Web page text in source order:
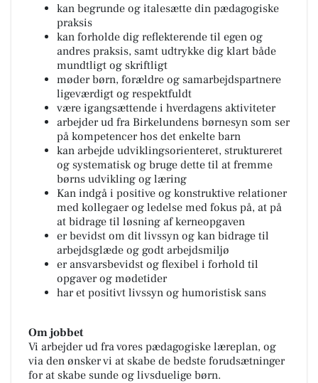
kan begrunde og italesætte din pædagogiske
praksis
kan forholde dig reflekterende til egen og
andres praksis, samt udtrykke dig klart både
mundtligt og skriftligt
møder børn, forældre og samarbejdspartnere
ligeværdigt og respektfuldt
være igangsættende i hverdagens aktiviteter
arbejder ud fra Birkelundens børnesyn som ser
på kompetencer hos det enkelte barn
kan arbejde udviklingsorienteret, struktureret
og systematisk og bruge dette til at fremme
børns udvikling og læring
Kan indgå i positive og konstruktive relationer
med kollegaer og ledelse med fokus på, at på
at bidrage til løsning af kerneopgaven
er bevidst om dit livssyn og kan bidrage til
arbejdsglæde og godt arbejdsmiljø
er ansvarsbevidst og flexibel i forhold til
opgaver og mødetider
har et positivt livssyn og humoristisk sans
Om jobbet
Vi arbejder ud fra vores pædagogiske læreplan, og
via den ønsker vi at skabe de bedste forudsætninger
for at skabe sunde og livsduelige børn.